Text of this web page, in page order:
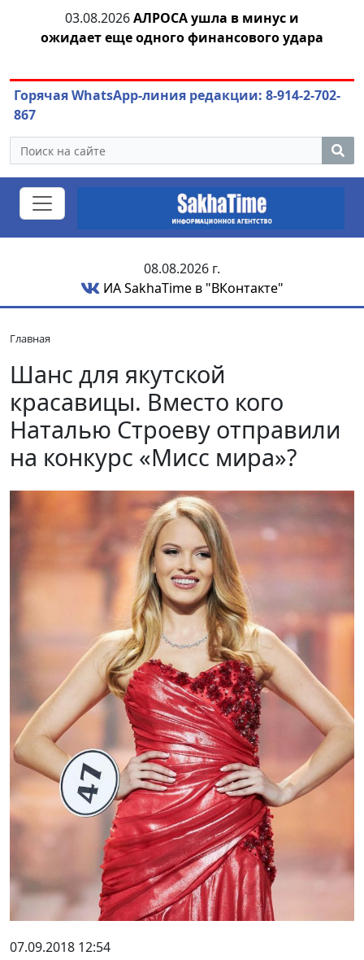
03.08.2026АЛРОСА ушла в минус и
ожидает еще одного финансового удара
Горячая WhatsApp-линия редакции: 8-914-2-702-
867
08.08.2026 г.
ИА SakhaTime в "ВКонтакте"
Главная
Шанс для якутской
красавицы. Вместо кого
Наталью Строеву отправили
на конкурс «Мисс мира»?
07.09.2018 12:54